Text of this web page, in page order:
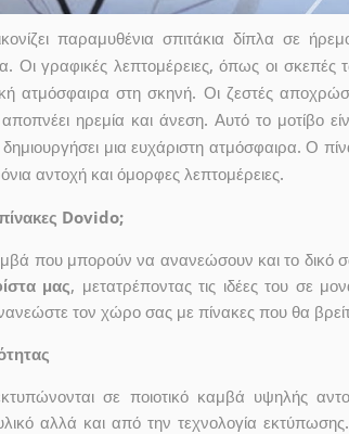
παραμυθένια σπιτάκια δίπλα σε
Οι γραφικές λεπτομέρειες, όπως οι
ατμόσφαιρα στη σκηνή. Οι ζεστές
ηρεμία και άνεση. Αυτό το μοτίβο
μια ευχάριστη ατμόσφαιρα. Ο
αντοχή και όμορφες λεπτομέρειες.
πίνακες Dovido;
που μπορούν να ανανεώσουν και το δικό
μας, μετατρέποντας τις ιδέες του σε
τον χώρο σας με πίνακες που θα
σε ποιοτικό καμβά υψηλής
αλλά και από την τεχνολογία